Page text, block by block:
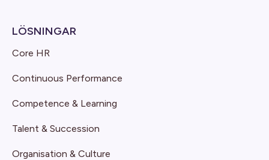
LÖSNINGAR
Core HR
Continuous Performance
Competence & Learning
Talent & Succession
Organisation & Culture